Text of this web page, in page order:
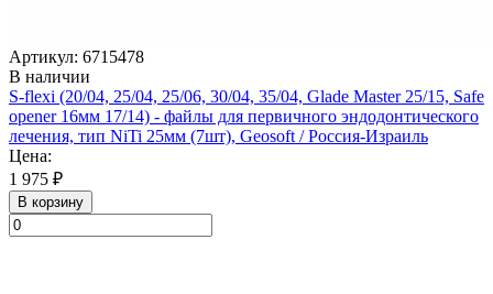
Артикул: 6715478
В наличии
S-flexi (20/04, 25/04, 25/06, 30/04, 35/04, Glade Master 25/15, Safe
opener 16мм 17/14) - файлы для первичного эндодонтического
лечения, тип NiTi 25мм (7шт), Geosoft / Россия-Израиль
Цена:
1 975 ₽
В корзину